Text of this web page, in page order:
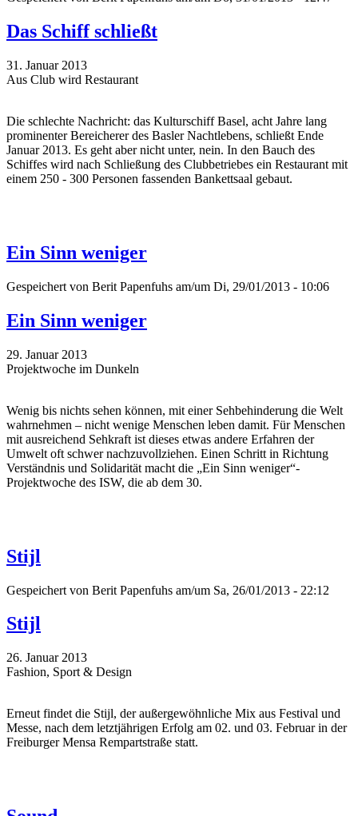
Das Schiff schließt
31. Januar 2013
Aus Club wird Restaurant
Die schlechte Nachricht: das Kulturschiff Basel, acht Jahre lang
prominenter Bereicherer des Basler Nachtlebens, schließt Ende
Januar 2013. Es geht aber nicht unter, nein. In den Bauch des
Schiffes wird nach Schließung des Clubbetriebes ein Restaurant mit
einem 250 - 300 Personen fassenden Bankettsaal gebaut.
Ein Sinn weniger
Gespeichert von Berit Papenfuhs am/um Di, 29/01/2013 - 10:06
Ein Sinn weniger
29. Januar 2013
Projektwoche im Dunkeln
Wenig bis nichts sehen können, mit einer Sehbehinderung die Welt
wahrnehmen – nicht wenige Menschen leben damit. Für Menschen
mit ausreichend Sehkraft ist dieses etwas andere Erfahren der
Umwelt oft schwer nachzuvollziehen. Einen Schritt in Richtung
Verständnis und Solidarität macht die „Ein Sinn weniger“-
Projektwoche des ISW, die ab dem 30.
Stijl
Gespeichert von Berit Papenfuhs am/um Sa, 26/01/2013 - 22:12
Stijl
26. Januar 2013
Fashion, Sport & Design
Erneut findet die Stijl, der außergewöhnliche Mix aus Festival und
Messe, nach dem letztjährigen Erfolg am 02. und 03. Februar in der
Freiburger Mensa Rempartstraße statt.